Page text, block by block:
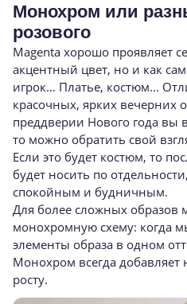
Монохром или
розового
Magenta хорошо проявляет
акцентный цвет, но и как
игрок… Платье, костюм…
красочных, ярких вечерних
преддверии Нового года вы
то можно обратить свой
Если это будет костюм, то
будет носить по
спокойным и будничным.
Для более сложных образов
монохромную схему: когда
элементы образа в одном
Монохром всегда добавляет
росту.